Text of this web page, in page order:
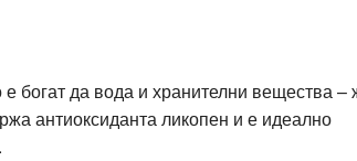
е богат да вода и хранителни вещества –
антиоксиданта ликопен и е идеално